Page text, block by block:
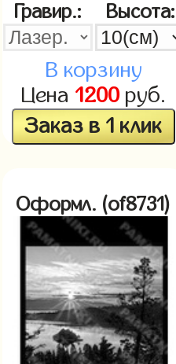
Гравир.: Высота:
В корзину
Цена 1200руб.
Заказ в 1 клик
Оформл. (of8731)